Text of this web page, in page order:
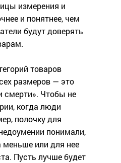
измерения и
и понятнее, чем
будут доверять
товаров
размеров — это
смерти». Чтобы не
когда люди
полочку для
понимали,
меньше или для нее
Пусть лучше будет